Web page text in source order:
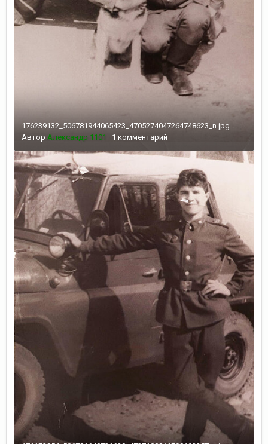
176239132_506781944065423_4705274047264748623_n.jpg
Автор Александр 1101 · 1 комментарий